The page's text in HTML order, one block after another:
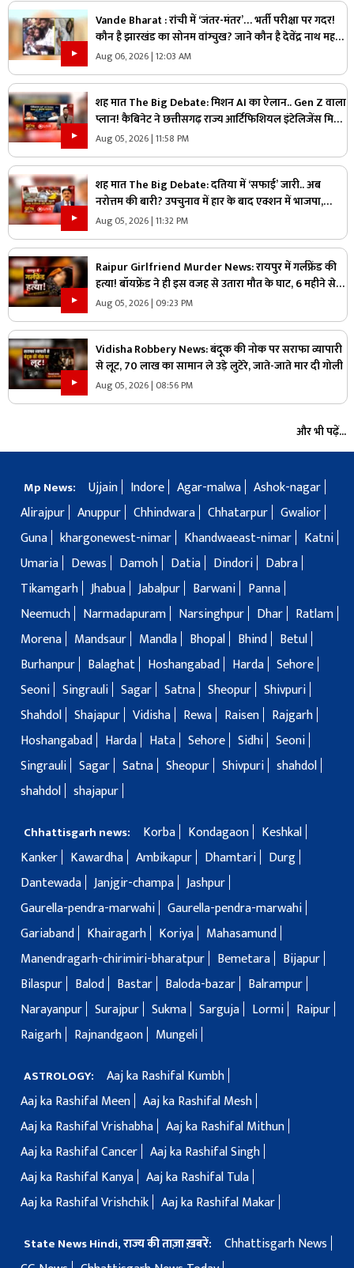
Vande Bharat : रांची में ‘जंतर-मंतर’… भर्ती परीक्षा पर गदर!
कौन है झारखंड का सोनम वांग्चुख? जाने कौन है देवेंद्र नाथ महतो
?
Aug 06, 2026 | 12:03 AM
शह मात The Big Debate: मिशन AI का ऐलान.. Gen Z वाला
प्लान! कैबिनेट ने छत्तीसगढ़ राज्य आर्टिफिशियल इंटेलिजेंस मिशन
को दी मंजूरी, क्या Gen Z को ध्यान में रखकर तैयार किया गया
प्लान?
Aug 05, 2026 | 11:58 PM
शह मात The Big Debate: दतिया में ‘सफाई’ जारी.. अब
नरोत्तम की बारी? उपचुनाव में हार के बाद एक्शन में भाजपा,
लोकल बॉडी की सफाई के बाद असली निशाने पर कौन?
Aug 05, 2026 | 11:32 PM
Raipur Girlfriend Murder News: रायपुर में गर्लफ्रेंड की
हत्या! बॉयफ्रेंड ने ही इस वजह से उतारा मौत के घाट, 6 महीने से
रह रहे थे लिव इन में
Aug 05, 2026 | 09:23 PM
Vidisha Robbery News: बंदूक की नोक पर सराफा व्यापारी
से लूट, 70 लाख का सामान ले उड़े लुटेरे, जाते-जाते मार दी गोली
Aug 05, 2026 | 08:56 PM
और भी पढ़ें...
Mp News: Ujjain Indore Agar-malwa Ashok-nagar
Alirajpur Anuppur Chhindwara Chhatarpur Gwalior
Guna khargonewest-nimar Khandwaeast-nimar
Katni
Umaria
Dewas Damoh Datia Dindori
Dabra
Tikamgarh Jhabua Jabalpur Barwani
Panna
Neemuch
Narmadapuram Narsinghpur Dhar
Ratlam
Morena
Mandsaur Mandla Bhopal Bhind
Betul
Burhanpur
Balaghat Hoshangabad Harda Sehore
Seoni Singrauli Sagar Satna Sheopur Shivpuri
Shahdol Shajapur Vidisha Rewa Raisen
Rajgarh
Hoshangabad
Harda Hata Sehore Sidhi Seoni
Singrauli Sagar Satna Sheopur Shivpuri shahdol
shahdol shajapur
Chhattisgarh news: Korba Kondagaon
Keshkal
Kanker
Kawardha Ambikapur Dhamtari
Durg
Dantewada Janjgir-champa Jashpur
Gaurella-pendra-marwahi Gaurella-pendra-marwahi
Gariaband
Khairagarh Koriya
Mahasamund
Manendragarh-chirimiri-bharatpur
Bemetara
Bijapur
Bilaspur
Balod Bastar Baloda-bazar
Balrampur
Narayanpur Surajpur Sukma Sarguja Lormi
Raipur
Raigarh
Rajnandgaon Mungeli
ASTROLOGY:
Aaj ka Rashifal Kumbh
Aaj ka Rashifal Meen Aaj ka Rashifal Mesh
Aaj ka Rashifal Vrishabha Aaj ka Rashifal Mithun
Aaj ka Rashifal Cancer Aaj ka Rashifal Singh
Aaj ka Rashifal Kanya Aaj ka Rashifal Tula
Aaj ka Rashifal Vrishchik Aaj ka Rashifal Makar
State News Hindi, राज्य की ताज़ा ख़बरें:
Chhattisgarh News